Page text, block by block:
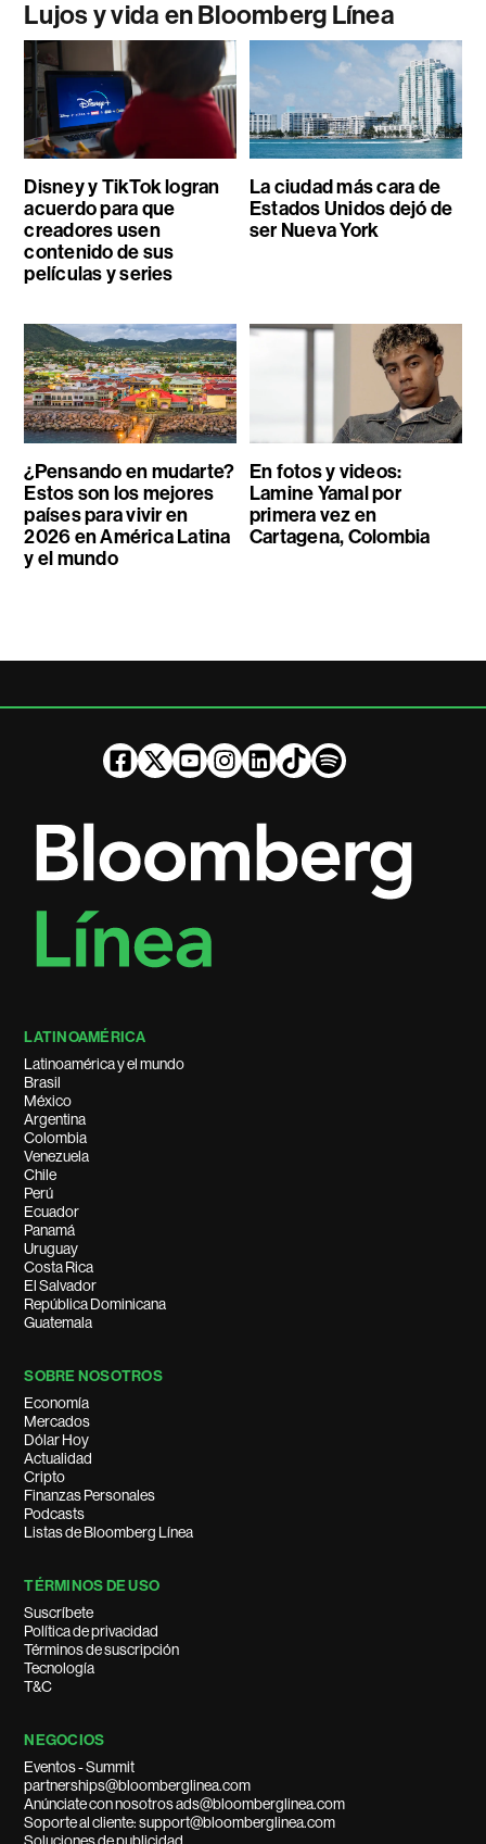
Lujos y vida en Bloomberg Línea
Disney y TikTok logran
acuerdo para que
creadores usen
contenido de sus
películas y series
La ciudad más cara de
Estados Unidos dejó de
ser Nueva York
¿Pensando en mudarte?
Estos son los mejores
países para vivir en
2026 en América Latina
y el mundo
En fotos y videos:
Lamine Yamal por
primera vez en
Cartagena, Colombia
LATINOAMÉRICA
Latinoamérica y el mundo
Brasil
México
Argentina
Colombia
Venezuela
Chile
Perú
Ecuador
Panamá
Uruguay
Costa Rica
El Salvador
República Dominicana
Guatemala
SOBRE NOSOTROS
Economía
Mercados
Dólar Hoy
Actualidad
Cripto
Finanzas Personales
Podcasts
Listas de Bloomberg Línea
TÉRMINOS DE USO
Suscríbete
Política de privacidad
Términos de suscripción
Tecnología
T&C
NEGOCIOS
Eventos - Summit
partnerships@bloomberglinea.com
Anúnciate con nosotros ads@bloomberglinea.com
Soporte al cliente: support@bloomberglinea.com